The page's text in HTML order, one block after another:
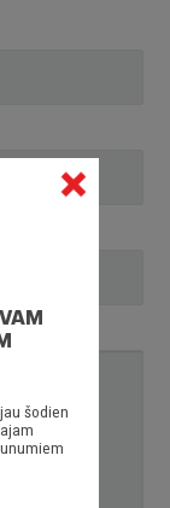
šodien